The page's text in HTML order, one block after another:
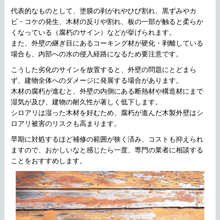
代表的なものとして、塗膜の剥がれやひび割れ、黒ずみやカ
ビ・コケの発生、木材の反りや割れ、板の一部が触ると柔らか
くなっている（腐朽のサイン）などが挙げられます。
また、外壁の継ぎ目にあるコーキング材が硬化・剥離している
場合も、内部への水の侵入経路になるため要注意です。
こうした劣化のサインを放置すると、外壁の問題にとどまら
ず、建物全体へのダメージに発展する場合があります。
木材の腐朽が進むと、外壁の内側にある断熱材や構造材にまで
湿気が及び、建物の耐久性が著しく低下します。
シロアリは湿った木材を好むため、腐朽が進んだ木製外壁はシ
ロアリ被害のリスクも高まります。
早期に対処するほど補修の範囲が狭く済み、コストも抑えられ
ますので、おかしいなと感じたら一度、専門の業者に相談する
ことをおすすめします。